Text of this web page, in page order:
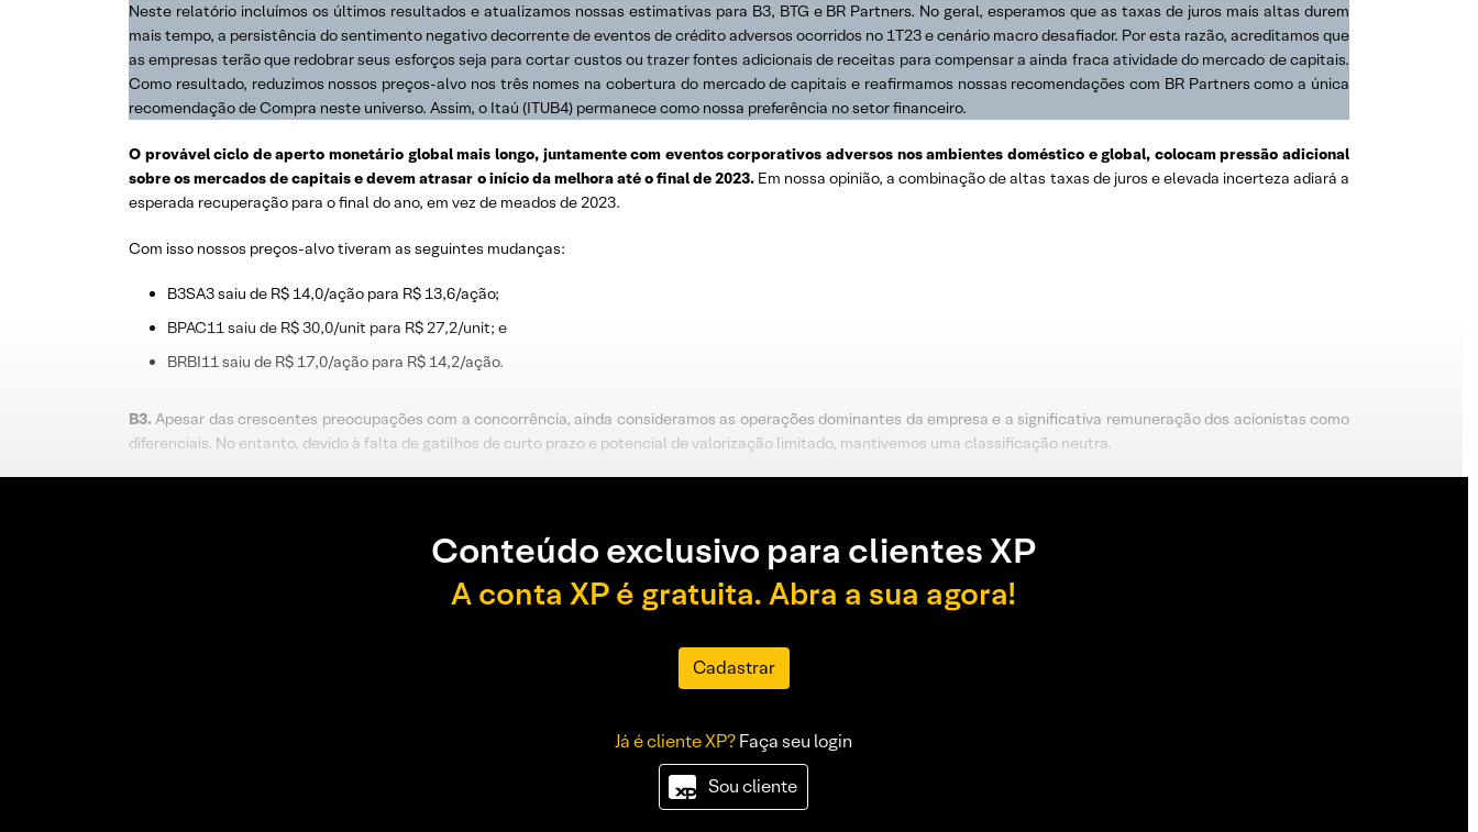
Neste relatório incluímos os últimos resultados e atualizamos nossas estimativas para B3, BTG e BR Partners. No geral, esperamos que as taxas de juros mais altas durem
mais tempo, a persistência do sentimento negativo decorrente de eventos de crédito adversos ocorridos no 1T23 e cenário macro desafiador. Por esta razão, acreditamos que
as empresas terão que redobrar seus esforços seja para cortar custos ou trazer fontes adicionais de receitas para compensar a ainda fraca atividade do mercado de capitais.
Como resultado, reduzimos nossos preços-alvo nos três nomes na cobertura do mercado de capitais e reafirmamos nossas recomendações com BR Partners como a única
recomendação de Compra neste universo. Assim, o Itaú (ITUB4) permanece como nossa preferência no setor financeiro.
O provável ciclo de aperto monetário global mais longo, juntamente com eventos corporativos adversos nos ambientes doméstico e global, colocam pressão adicional
sobre os mercados de capitais e devem atrasar o início da melhora até o final de 2023. Em nossa opinião, a combinação de altas taxas de juros e elevada incerteza adiará a
esperada recuperação para o final do ano, em vez de meados de 2023.
Com isso nossos preços-alvo tiveram as seguintes mudanças:
B3SA3 saiu de R$ 14,0/ação para R$ 13,6/ação;
BPAC11 saiu de R$ 30,0/unit para R$ 27,2/unit; e
BRBI11 saiu de R$ 17,0/ação para R$ 14,2/ação.
B3.Apesar das crescentes preocupações com a concorrência, ainda consideramos as operações dominantes da empresa e a significativa remuneração dos acionistas como
diferenciais. No entanto, devido à falta de gatilhos de curto prazo e potencial de valorização limitado, mantivemos uma classificação neutra.
Conteúdo exclusivo para clientes XP
A conta XP é gratuita. Abra a sua agora!
Cadastrar
Já é cliente XP?Faça seu login
Sou cliente